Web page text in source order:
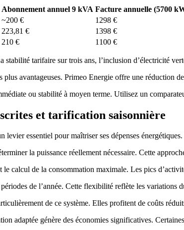
Abonnement annuel 9 kVA Facture annuelle (5700
~200 €
1298 €
223,81 €
1398 €
210 € 1100 €
stabilité tarifaire sur trois ans, l’inclusion d’électricité
plus avantageuses. Primeo Energie offre une réduction
ou stabilité à moyen terme. Utilisez un
et tarification saisonnière
levier essentiel pour maîtriser ses dépenses
la puissance réellement nécessaire. Cette
calcul de la consommation maximale. Les pics
de l’année. Cette flexibilité reflète les variations
de ce système. Elles profitent de coûts
adaptée génère des économies significatives.